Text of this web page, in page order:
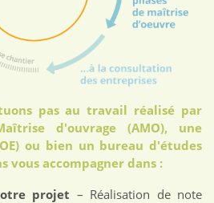
pas au travail réalisé par
d'ouvrage (AMO), une
ou bien un bureau d'études
vous accompagner dans :
projet – Réalisation de note